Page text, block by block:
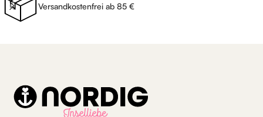
Versandkostenfrei ab 85 €